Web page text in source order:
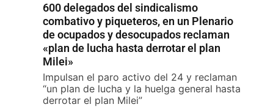
600 delegados del sindicalismo
combativo y piqueteros, en un Plenario
de ocupados y desocupados reclaman
«plan de lucha hasta derrotar el plan
Milei»
Impulsan el paro activo del 24 y reclaman
“un plan de lucha y la huelga general hasta
derrotar el plan Milei”